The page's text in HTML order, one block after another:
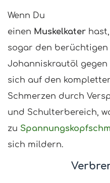
Wenn Du
einen Muskelkater hast,
sogar den berüchtigen
Johanniskrautöl gegen
sich auf den
Schmerzen durch
und Schulterbereich,
zu
sich mildern.